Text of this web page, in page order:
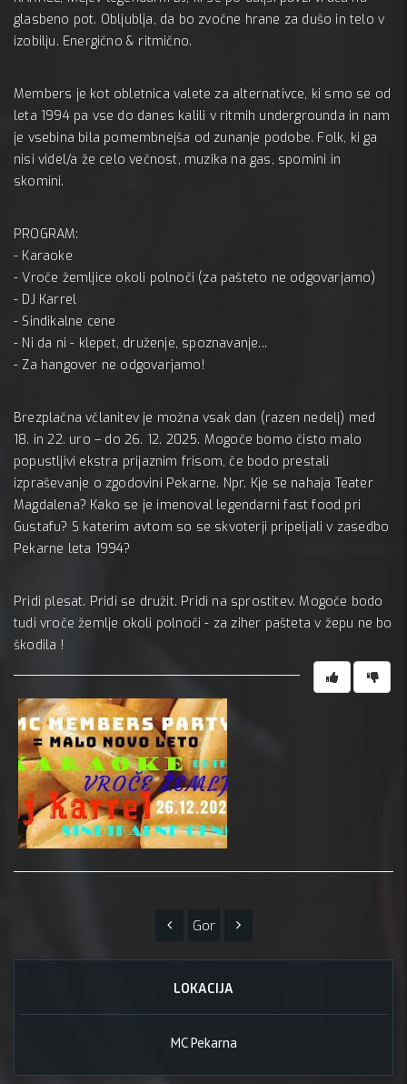
glasbeno pot. Obljublja, da bo zvočne hrane za dušo in telo v
izobilju. Energično & ritmično.
Members je kot obletnica valete za alternativce, ki smo se od
leta 1994 pa vse do danes kalili v ritmih undergrounda in nam
je vsebina bila pomembnejša od zunanje podobe. Folk, ki ga
nisi videl/a že celo večnost, muzika na gas, spomini in
skomini.
PROGRAM:
- Karaoke
- Vroče žemljice okoli polnoči (za pašteto ne odgovarjamo)
- DJ Karrel
- Sindikalne cene
- Ni da ni - klepet, druženje, spoznavanje...
- Za hangover ne odgovarjamo!
Brezplačna včlanitev je možna vsak dan (razen nedelj) med
18. in 22. uro – do 26. 12. 2025. Mogoče bomo čisto malo
popustljivi ekstra prijaznim frisom, če bodo prestali
izpraševanje o zgodovini Pekarne. Npr. Kje se nahaja Teater
Magdalena? Kako se je imenoval legendarni fast food pri
Gustafu? S katerim avtom so se skvoterji pripeljali v zasedbo
Pekarne leta 1994?
Pridi plesat. Pridi se družit. Pridi na sprostitev. Mogoče bodo
tudi vroče žemlje okoli polnoči - za ziher pašteta v žepu ne bo
škodila !
Gor
LOKACIJA
MC Pekarna